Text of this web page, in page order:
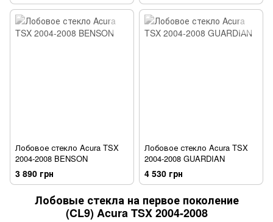
Лобовое стекло Acura TSX
2004-2008 BENSON
3 890 грн
Лобовое стекло Acura TSX
2004-2008 GUARDIAN
4 530 грн
Лобовые стекла на первое поколение
(CL9) Acura TSX 2004-2008